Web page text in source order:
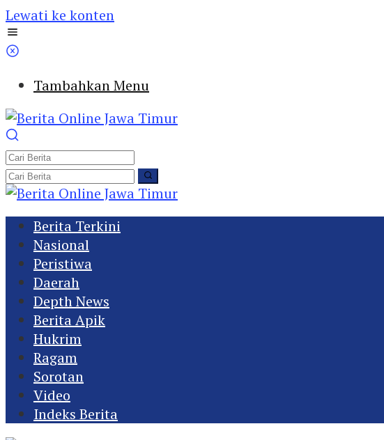
Lewati ke konten
Tambahkan Menu
Berita Terkini
Nasional
Peristiwa
Daerah
Depth News
Berita Apik
Hukrim
Ragam
Sorotan
Video
Indeks Berita